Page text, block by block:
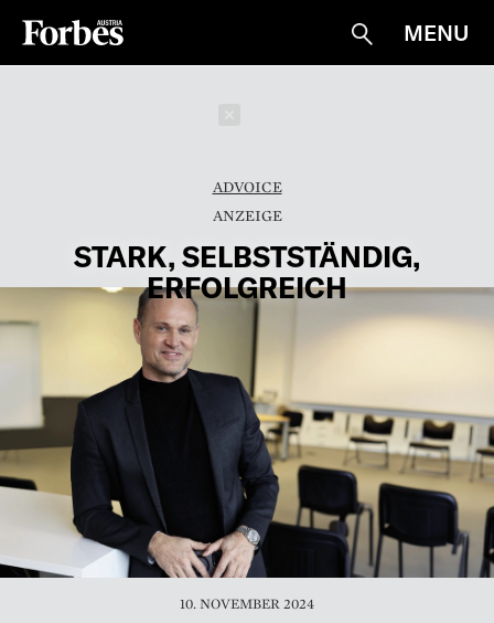
Suche
MENU
ADVOICE
STARK, SELBSTSTÄNDIG,
ERFOLGREICH
10. NOVEMBER 2024